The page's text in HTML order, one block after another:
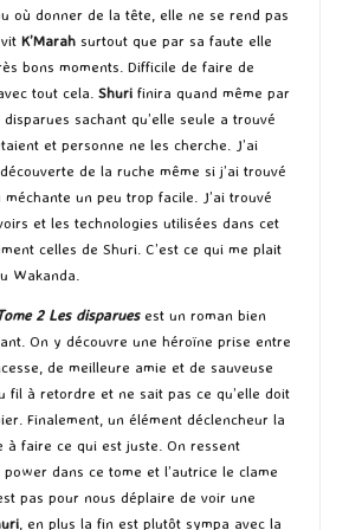
où donner de la tête, elle ne se rend pas
K’Marah surtout que par sa faute elle
bons moments. Difficile de faire de
tout cela. Shuri finira quand même par
sachant qu’elle seule a trouvé
et personne ne les cherche. J’ai
de la ruche même si j’ai trouvé
un peu trop facile. J’ai trouvé
et les technologies utilisées dans cet
celles de Shuri. C’est ce qui me plait
Wakanda.
2 Les disparuesest un roman bien
On y découvre une héroïne prise entre
de meilleure amie et de sauveuse
fil à retordre et ne sait pas ce qu’elle doit
Finalement, un élément déclencheur la
à faire ce qui est juste. On ressent
dans ce tome et l’autrice le clame
pas pour nous déplaire de voir une
, en plus la fin est plutôt sympa avec la